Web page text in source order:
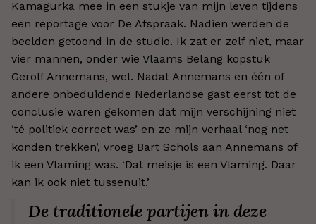
Kamagurka mee in een stukje van mijn leven tijdens
een reportage voor De Afspraak. Nadien werden de
beelden getoond in de studio. Ik zat er zelf niet, maar
vier mannen, onder wie Vlaams Belang kopstuk
Gerolf Annemans, wel. Nadat Annemans en één of
andere onbeduidende Nederlandse gast eerst tot de
conclusie waren gekomen dat mijn verschijning niet
‘té politiek correct was’ en ze mijn verhaal ‘nog net
konden trekken’, vroeg Bart Schols aan Annemans of
ik een Vlaming was. ‘Dat meisje is een Vlaming. Daar
kan ik ook niet tussenuit.’
De traditionele partijen in deze